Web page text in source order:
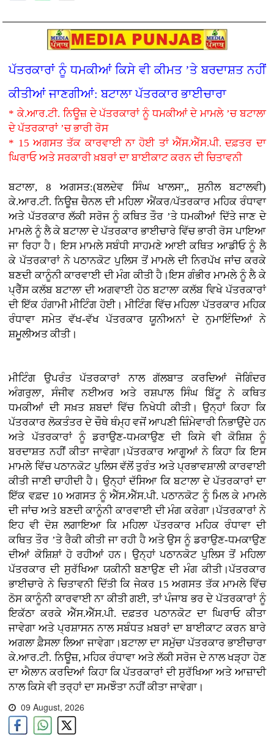
ਪੱਤਰਕਾਰਾਂ ਨੂੰ ਧਮਕੀਆਂ ਕਿਸੇ ਵੀ ਕੀਮਤ ’ਤੇ ਬਰਦਾਸ਼ਤ ਨਹੀਂ
ਕੀਤੀਆਂ ਜਾਣਗੀਆਂ: ਬਟਾਲਾ ਪੱਤਰਕਾਰ ਭਾਈਚਾਰਾ
* ਕੇ.ਆਰ.ਟੀ. ਨਿਊਜ਼ ਦੇ ਪੱਤਰਕਾਰਾਂ ਨੂੰ ਧਮਕੀਆਂ ਦੇ ਮਾਮਲੇ ’ਚ ਬਟਾਲਾ
ਦੇ ਪੱਤਰਕਾਰਾਂ ’ਚ ਭਾਰੀ ਰੋਸ
* 15 ਅਗਸਤ ਤੱਕ ਕਾਰਵਾਈ ਨਾ ਹੋਈ ਤਾਂ ਐੱਸ.ਐੱਸ.ਪੀ. ਦਫ਼ਤਰ ਦਾ
ਘਿਰਾਓ ਅਤੇ ਸਰਕਾਰੀ ਖ਼ਬਰਾਂ ਦਾ ਬਾਈਕਾਟ ਕਰਨ ਦੀ ਚਿਤਾਵਨੀ
ਬਟਾਲਾ, 8 ਅਗਸਤ:(ਬਲਦੇਵ ਸਿੰਘ ਖਾਲਸਾ,, ਸੁਨੀਲ ਬਟਾਲਵੀ)
ਕੇ.ਆਰ.ਟੀ. ਨਿਊਜ਼ ਚੈਨਲ ਦੀ ਮਹਿਲਾ ਐਂਕਰ/ਪੱਤਰਕਾਰ ਮਹਿਕ ਰੰਧਾਵਾ
ਅਤੇ ਪੱਤਰਕਾਰ ਲੱਕੀ ਸਰੋਜ ਨੂੰ ਕਥਿਤ ਤੌਰ ’ਤੇ ਧਮਕੀਆਂ ਦਿੱਤੇ ਜਾਣ ਦੇ
ਮਾਮਲੇ ਨੂੰ ਲੈ ਕੇ ਬਟਾਲਾ ਦੇ ਪੱਤਰਕਾਰ ਭਾਈਚਾਰੇ ਵਿੱਚ ਭਾਰੀ ਰੋਸ ਪਾਇਆ
ਜਾ ਰਿਹਾ ਹੈ। ਇਸ ਮਾਮਲੇ ਸਬੰਧੀ ਸਾਹਮਣੇ ਆਈ ਕਥਿਤ ਆਡੀਓ ਨੂੰ ਲੈ
ਕੇ ਪੱਤਰਕਾਰਾਂ ਨੇ ਪਠਾਨਕੋਟ ਪੁਲਿਸ ਤੋਂ ਮਾਮਲੇ ਦੀ ਨਿਰਪੱਖ ਜਾਂਚ ਕਰਕੇ
ਬਣਦੀ ਕਾਨੂੰਨੀ ਕਾਰਵਾਈ ਦੀ ਮੰਗ ਕੀਤੀ ਹੈ।ਇਸ ਗੰਭੀਰ ਮਾਮਲੇ ਨੂੰ ਲੈ ਕੇ
ਪ੍ਰੈੱਸ ਕਲੱਬ ਬਟਾਲਾ ਦੀ ਅਗਵਾਈ ਹੇਠ ਬਟਾਲਾ ਕਲੱਬ ਵਿਖੇ ਪੱਤਰਕਾਰਾਂ
ਦੀ ਇੱਕ ਹੰਗਾਮੀ ਮੀਟਿੰਗ ਹੋਈ। ਮੀਟਿੰਗ ਵਿੱਚ ਮਹਿਲਾ ਪੱਤਰਕਾਰ ਮਹਿਕ
ਰੰਧਾਵਾ ਸਮੇਤ ਵੱਖ-ਵੱਖ ਪੱਤਰਕਾਰ ਯੂਨੀਅਨਾਂ ਦੇ ਨੁਮਾਇੰਦਿਆਂ ਨੇ
ਸ਼ਮੂਲੀਅਤ ਕੀਤੀ।
ਮੀਟਿੰਗ ਉਪਰੰਤ ਪੱਤਰਕਾਰਾਂ ਨਾਲ ਗੱਲਬਾਤ ਕਰਦਿਆਂ ਜੋਗਿੰਦਰ
ਅੰਗਰੁਲਾ, ਸੰਜੀਵ ਨਈਅਰ ਅਤੇ ਰਸ਼ਪਾਲ ਸਿੰਘ ਬਿੱਟੂ ਨੇ ਕਥਿਤ
ਧਮਕੀਆਂ ਦੀ ਸਖ਼ਤ ਸ਼ਬਦਾਂ ਵਿੱਚ ਨਿਖੇਧੀ ਕੀਤੀ। ਉਨ੍ਹਾਂ ਕਿਹਾ ਕਿ
ਪੱਤਰਕਾਰ ਲੋਕਤੰਤਰ ਦੇ ਚੌਥੇ ਥੰਮ੍ਹ ਵਜੋਂ ਆਪਣੀ ਜ਼ਿੰਮੇਵਾਰੀ ਨਿਭਾਉਂਦੇ ਹਨ
ਅਤੇ ਪੱਤਰਕਾਰਾਂ ਨੂੰ ਡਰਾਉਣ-ਧਮਕਾਉਣ ਦੀ ਕਿਸੇ ਵੀ ਕੋਸ਼ਿਸ਼ ਨੂੰ
ਬਰਦਾਸ਼ਤ ਨਹੀਂ ਕੀਤਾ ਜਾਵੇਗਾ।ਪੱਤਰਕਾਰ ਆਗੂਆਂ ਨੇ ਕਿਹਾ ਕਿ ਇਸ
ਮਾਮਲੇ ਵਿੱਚ ਪਠਾਨਕੋਟ ਪੁਲਿਸ ਵੱਲੋਂ ਤੁਰੰਤ ਅਤੇ ਪ੍ਰਭਾਵਸ਼ਾਲੀ ਕਾਰਵਾਈ
ਕੀਤੀ ਜਾਣੀ ਚਾਹੀਦੀ ਹੈ। ਉਨ੍ਹਾਂ ਦੱਸਿਆ ਕਿ ਬਟਾਲਾ ਦੇ ਪੱਤਰਕਾਰਾਂ ਦਾ
ਇੱਕ ਵਫ਼ਦ 10 ਅਗਸਤ ਨੂੰ ਐੱਸ.ਐੱਸ.ਪੀ. ਪਠਾਨਕੋਟ ਨੂੰ ਮਿਲ ਕੇ ਮਾਮਲੇ
ਦੀ ਜਾਂਚ ਅਤੇ ਬਣਦੀ ਕਾਨੂੰਨੀ ਕਾਰਵਾਈ ਦੀ ਮੰਗ ਕਰੇਗਾ।ਪੱਤਰਕਾਰਾਂ ਨੇ
ਇਹ ਵੀ ਦੋਸ਼ ਲਗਾਇਆ ਕਿ ਮਹਿਲਾ ਪੱਤਰਕਾਰ ਮਹਿਕ ਰੰਧਾਵਾ ਦੀ
ਕਥਿਤ ਤੌਰ ’ਤੇ ਰੈਕੀ ਕੀਤੀ ਜਾ ਰਹੀ ਹੈ ਅਤੇ ਉਸ ਨੂੰ ਡਰਾਉਣ-ਧਮਕਾਉਣ
ਦੀਆਂ ਕੋਸ਼ਿਸ਼ਾਂ ਹੋ ਰਹੀਆਂ ਹਨ। ਉਨ੍ਹਾਂ ਪਠਾਨਕੋਟ ਪੁਲਿਸ ਤੋਂ ਮਹਿਲਾ
ਪੱਤਰਕਾਰ ਦੀ ਸੁਰੱਖਿਆ ਯਕੀਨੀ ਬਣਾਉਣ ਦੀ ਮੰਗ ਕੀਤੀ।ਪੱਤਰਕਾਰ
ਭਾਈਚਾਰੇ ਨੇ ਚਿਤਾਵਨੀ ਦਿੱਤੀ ਕਿ ਜੇਕਰ 15 ਅਗਸਤ ਤੱਕ ਮਾਮਲੇ ਵਿੱਚ
ਠੋਸ ਕਾਨੂੰਨੀ ਕਾਰਵਾਈ ਨਾ ਕੀਤੀ ਗਈ, ਤਾਂ ਪੰਜਾਬ ਭਰ ਦੇ ਪੱਤਰਕਾਰਾਂ ਨੂੰ
ਇਕੱਠਾ ਕਰਕੇ ਐੱਸ.ਐੱਸ.ਪੀ. ਦਫ਼ਤਰ ਪਠਾਨਕੋਟ ਦਾ ਘਿਰਾਓ ਕੀਤਾ
ਜਾਵੇਗਾ ਅਤੇ ਪ੍ਰਸ਼ਾਸਨ ਨਾਲ ਸਬੰਧਤ ਖ਼ਬਰਾਂ ਦਾ ਬਾਈਕਾਟ ਕਰਨ ਬਾਰੇ
ਅਗਲਾ ਫ਼ੈਸਲਾ ਲਿਆ ਜਾਵੇਗਾ।ਬਟਾਲਾ ਦਾ ਸਮੁੱਚਾ ਪੱਤਰਕਾਰ ਭਾਈਚਾਰਾ
ਕੇ.ਆਰ.ਟੀ. ਨਿਊਜ਼, ਮਹਿਕ ਰੰਧਾਵਾ ਅਤੇ ਲੱਕੀ ਸਰੋਜ ਦੇ ਨਾਲ ਖੜ੍ਹਾ ਹੋਣ
ਦਾ ਐਲਾਨ ਕਰਦਿਆਂ ਕਿਹਾ ਕਿ ਪੱਤਰਕਾਰਾਂ ਦੀ ਸੁਰੱਖਿਆ ਅਤੇ ਆਜ਼ਾਦੀ
ਨਾਲ ਕਿਸੇ ਵੀ ਤਰ੍ਹਾਂ ਦਾ ਸਮਝੌਤਾ ਨਹੀਂ ਕੀਤਾ ਜਾਵੇਗਾ।
09 August, 2026